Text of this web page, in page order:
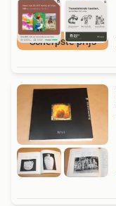
Scherpste prijs